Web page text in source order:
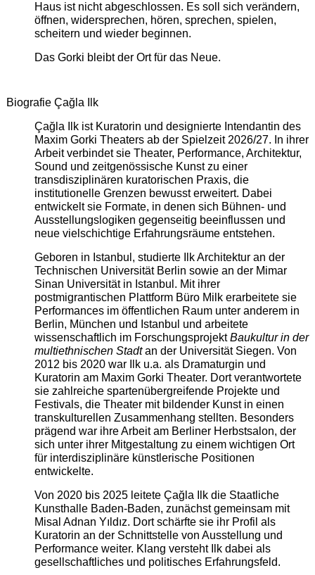
Haus ist nicht abgeschlossen. Es soll sich verändern,
öffnen, widersprechen, hören, sprechen, spielen,
scheitern und wieder beginnen.
Das Gorki bleibt der Ort für das Neue.
Biografie Çağla Ilk
Çağla Ilk ist Kuratorin und designierte Intendantin des
Maxim Gorki Theaters ab der Spielzeit 2026/27. In ihrer
Arbeit verbindet sie Theater, Performance, Architektur,
Sound und zeitgenössische Kunst zu einer
transdisziplinären kuratorischen Praxis, die
institutionelle Grenzen bewusst erweitert. Dabei
entwickelt sie Formate, in denen sich Bühnen- und
Ausstellungslogiken gegenseitig beeinflussen und
neue vielschichtige Erfahrungsräume entstehen.
Geboren in Istanbul, studierte Ilk Architektur an der
Technischen Universität Berlin sowie an der Mimar
Sinan Universität in Istanbul. Mit ihrer
postmigrantischen Plattform Büro Milk erarbeitete sie
Performances im öffentlichen Raum unter anderem in
Berlin, München und Istanbul und arbeitete
wissenschaftlich im ForschungsprojektBaukultur in der
multiethnischen Stadtan der Universität Siegen. Von
2012 bis 2020 war Ilk u.a. als Dramaturgin und
Kuratorin am Maxim Gorki Theater. Dort verantwortete
sie zahlreiche spartenübergreifende Projekte und
Festivals, die Theater mit bildender Kunst in einen
transkulturellen Zusammenhang stellten. Besonders
prägend war ihre Arbeit am Berliner Herbstsalon, der
sich unter ihrer Mitgestaltung zu einem wichtigen Ort
für interdisziplinäre künstlerische Positionen
entwickelte.
Von 2020 bis 2025 leitete Çağla Ilk die Staatliche
Kunsthalle Baden-Baden, zunächst gemeinsam mit
Misal Adnan Yıldız. Dort schärfte sie ihr Profil als
Kuratorin an der Schnittstelle von Ausstellung und
Performance weiter. Klang versteht Ilk dabei als
gesellschaftliches und politisches Erfahrungsfeld.